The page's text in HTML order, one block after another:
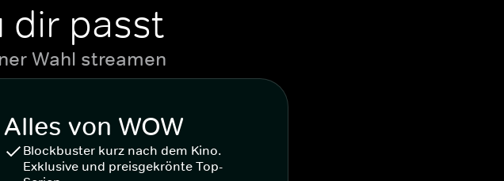
dir passt
Wahl streamen
Alles von WOW
Blockbuster kurz nach dem Kino.
Exklusive und preisgekrönte Top-